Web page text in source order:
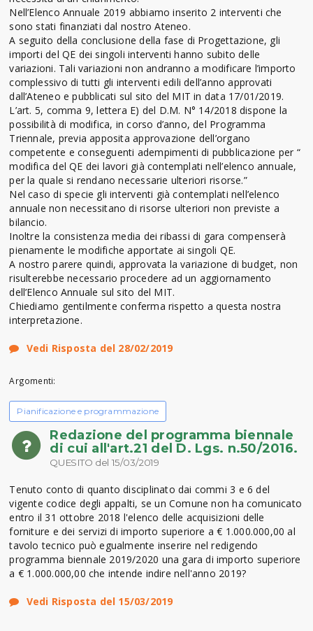
Nell’Elenco Annuale 2019 abbiamo inserito 2 interventi che
sono stati finanziati dal nostro Ateneo.
A seguito della conclusione della fase di Progettazione, gli
importi del QE dei singoli interventi hanno subito delle
variazioni. Tali variazioni non andranno a modificare l’importo
complessivo di tutti gli interventi edili dell’anno approvati
dall’Ateneo e pubblicati sul sito del MIT in data 17/01/2019.
L’art. 5, comma 9, lettera E) del D.M. N° 14/2018 dispone la
possibilità di modifica, in corso d’anno, del Programma
Triennale, previa apposita approvazione dell’organo
competente e conseguenti adempimenti di pubblicazione per “
modifica del QE dei lavori già contemplati nell’elenco annuale,
per la quale si rendano necessarie ulteriori risorse.”
Nel caso di specie gli interventi già contemplati nell’elenco
annuale non necessitano di risorse ulteriori non previste a
bilancio.
Inoltre la consistenza media dei ribassi di gara compenserà
pienamente le modifiche apportate ai singoli QE.
A nostro parere quindi, approvata la variazione di budget, non
risulterebbe necessario procedere ad un aggiornamento
dell’Elenco Annuale sul sito del MIT.
Chiediamo gentilmente conferma rispetto a questa nostra
interpretazione.
Vedi Risposta del 28/02/2019
Argomenti:
Pianificazione e programmazione
Redazione del programma biennale
di cui all'art.21 del D. Lgs. n.50/2016.
QUESITO del 15/03/2019
Tenuto conto di quanto disciplinato dai commi 3 e 6 del
vigente codice degli appalti, se un Comune non ha comunicato
entro il 31 ottobre 2018 l'elenco delle acquisizioni delle
forniture e dei servizi di importo superiore a € 1.000.000,00 al
tavolo tecnico può egualmente inserire nel redigendo
programma biennale 2019/2020 una gara di importo superiore
a € 1.000.000,00 che intende indire nell'anno 2019?
Vedi Risposta del 15/03/2019